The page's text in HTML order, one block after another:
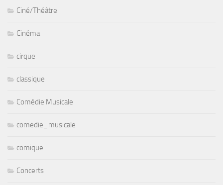
Ciné/Théâtre
Cinéma
cirque
classique
Comédie Musicale
comedie_musicale
comique
Concerts